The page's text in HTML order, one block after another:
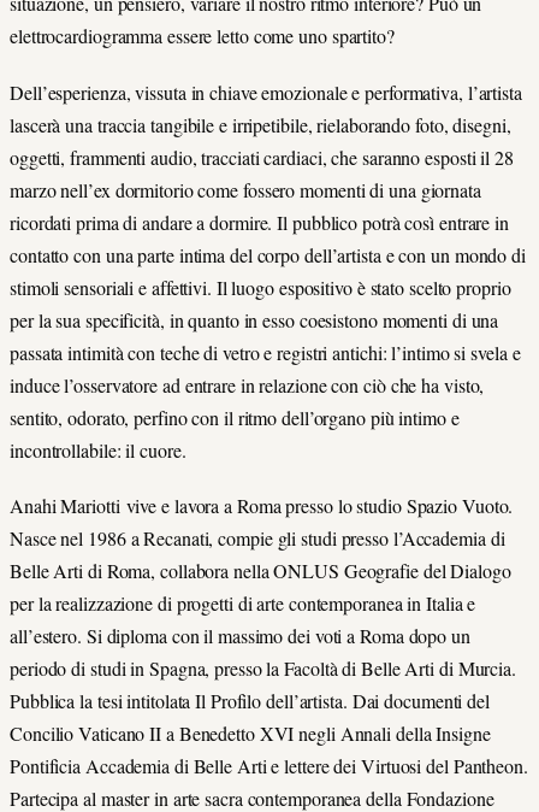
elettrocardiogramma essere letto come uno spartito?
Dell’esperienza, vissuta in chiave emozionale e performativa, l’artista
lascerà una traccia tangibile e irripetibile, rielaborando foto, disegni,
oggetti, frammenti audio, tracciati cardiaci, che saranno esposti il 28
marzo nell’ex dormitorio come fossero momenti di una giornata
ricordati prima di andare a dormire. Il pubblico potrà così entrare in
contatto con una parte intima del corpo dell’artista e con un mondo di
stimoli sensoriali e affettivi. Il luogo espositivo è stato scelto proprio
per la sua specificità, in quanto in esso coesistono momenti di una
passata intimità con teche di vetro e registri antichi: l’intimo si svela e
induce l’osservatore ad entrare in relazione con ciò che ha visto,
sentito, odorato, perfino con il ritmo dell’organo più intimo e
incontrollabile: il cuore.
Anahi Mariotti vive e lavora a Roma presso lo studio Spazio Vuoto.
Nasce nel 1986 a Recanati, compie gli studi presso l’Accademia di
Belle Arti di Roma, collabora nella ONLUS Geografie del Dialogo
per la realizzazione di progetti di arte contemporanea in Italia e
all’estero. Si diploma con il massimo dei voti a Roma dopo un
periodo di studi in Spagna, presso la Facoltà di Belle Arti di Murcia.
Pubblica la tesi intitolata Il Profilo dell’artista. Dai documenti del
Concilio Vaticano II a Benedetto XVI negli Annali della Insigne
Pontificia Accademia di Belle Arti e lettere dei Virtuosi del Pantheon.
Partecipa al master in arte sacra contemporanea della Fondazione